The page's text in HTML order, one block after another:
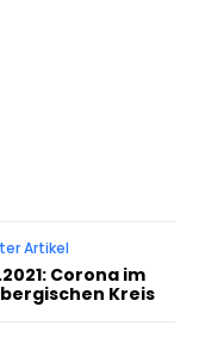
Artikel
Corona im
Kreis